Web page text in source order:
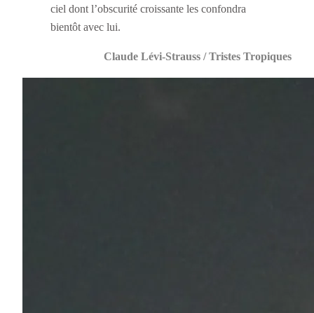
ciel dont l’obscurité croissante les confondra
bientôt avec lui.
Claude Lévi-Strauss / Tristes Tropiques